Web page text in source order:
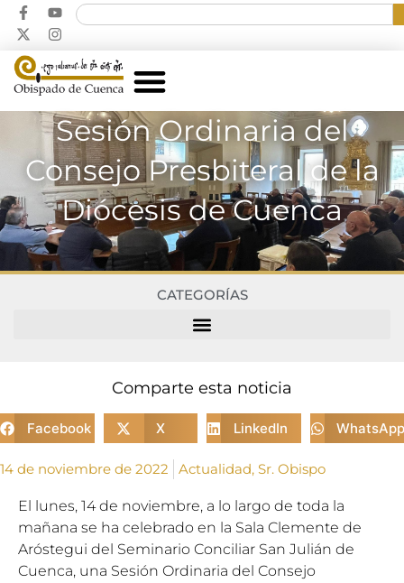
Sesión Ordinaria del
Consejo Presbiteral de la
Diócesis de Cuenca
CATEGORÍAS
Comparte esta noticia
Facebook X LinkedIn WhatsApp
14 de noviembre de 2022 Actualidad, Sr. Obispo
El lunes, 14 de noviembre, a lo largo de toda la
mañana se ha celebrado en la Sala Clemente de
Aróstegui del Seminario Conciliar San Julián de
Cuenca, una Sesión Ordinaria del Consejo